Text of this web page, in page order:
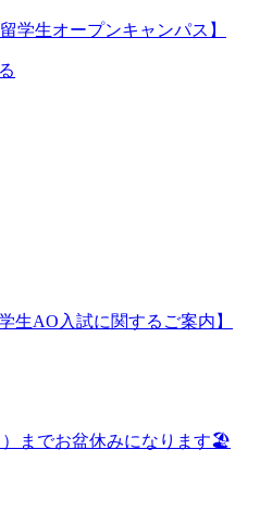
学生オープンキャンパス】
生AO入試に関するご案内】
）までお盆休みになります🏖